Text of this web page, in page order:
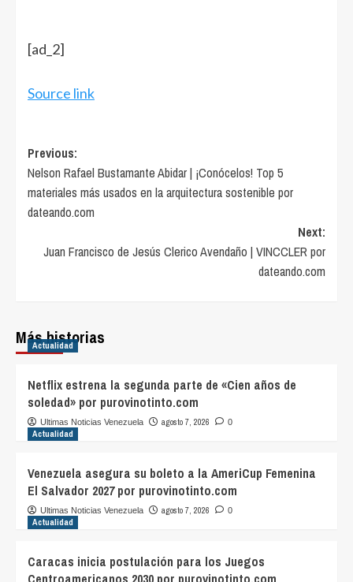
[ad_2]
Source link
Post
navigation
Previous:
Nelson Rafael Bustamante Abidar | ¡Conócelos! Top 5
materiales más usados en la arquitectura sostenible por
dateando.com
Next:
Juan Francisco de Jesús Clerico Avendaño | VINCCLER por
dateando.com
Más historias
Actualidad
Netflix estrena la segunda parte de «Cien años de
soledad» por purovinotinto.com
Ultimas Noticias Venezuela agosto 7, 2026 0
Actualidad
Venezuela asegura su boleto a la AmeriCup Femenina
El Salvador 2027 por purovinotinto.com
Ultimas Noticias Venezuela agosto 7, 2026 0
Actualidad
Caracas inicia postulación para los Juegos